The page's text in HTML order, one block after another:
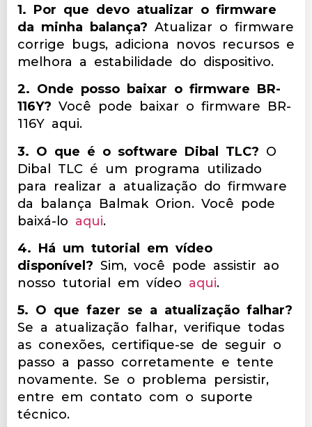
1. Por que devo atualizar o firmware
da minha balança? Atualizar o firmware
corrige bugs, adiciona novos recursos e
melhora a estabilidade do dispositivo.
2. Onde posso baixar o firmware BR-
116Y? Você pode baixar o firmware BR-
116Y aqui.
3. O que é o software Dibal TLC? O
Dibal TLC é um programa utilizado
para realizar a atualização do firmware
da balança Balmak Orion. Você pode
baixá-lo aqui.
4. Há um tutorial em vídeo
disponível? Sim, você pode assistir ao
nosso tutorial em vídeo aqui.
5. O que fazer se a atualização falhar?
Se a atualização falhar, verifique todas
as conexões, certifique-se de seguir o
passo a passo corretamente e tente
novamente. Se o problema persistir,
entre em contato com o suporte
técnico.